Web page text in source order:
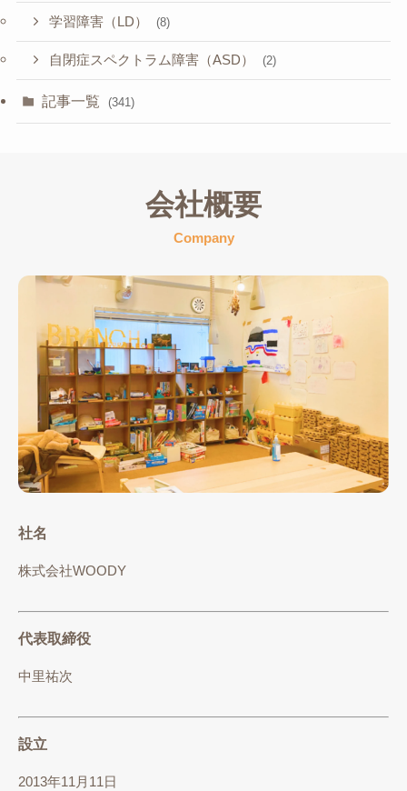
学習障害（LD） (8)
自閉症スペクトラム障害（ASD） (2)
記事一覧 (341)
会社概要
Company
社名
株式会社WOODY
代表取締役
中里祐次
設立
2013年11月11日